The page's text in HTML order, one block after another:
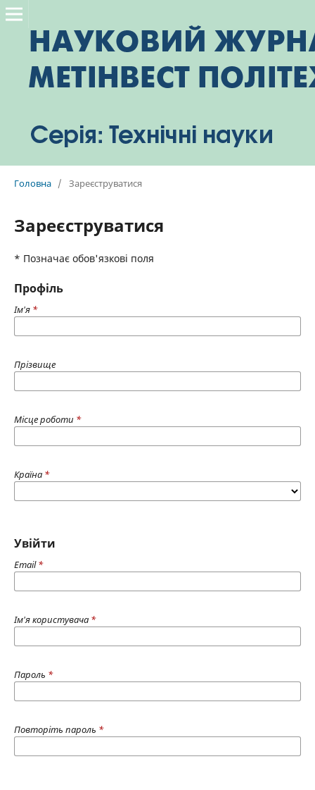
Головна / Зареєструватися
Зареєструватися
* Позначає обов'язкові поля
Профіль
Ім'я *
Прізвище
Місце роботи *
Країна *
Увійти
Email*
Ім'я користувача *
Пароль *
Повторіть пароль *